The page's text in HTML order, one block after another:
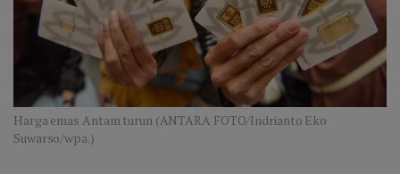
Harga emas Antam turun (ANTARA FOTO/Indrianto Eko
Suwarso/wpa.)